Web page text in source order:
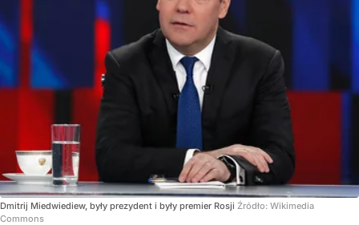
Dmitrij Miedwiediew, były prezydent i były premier Rosji Źródło: Wikimedia
Commons